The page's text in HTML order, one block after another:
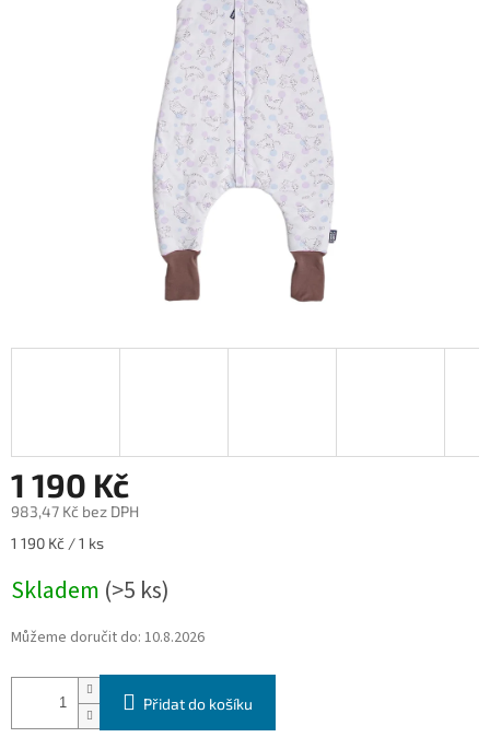
1 190 Kč
983,47 Kč bez DPH
Měrná
1 190 Kč / 1 ks
Skladem (>5 ks)
Můžeme doručit do: 10.8.2026
Přidat do košíku